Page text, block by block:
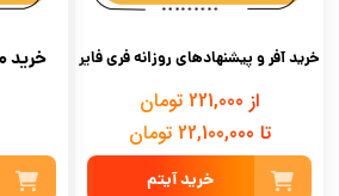
خرید آفر و پیشنهادهای روزانه فری فایر
از 221,000 تومان
تا 22,100,000 تومان
خرید آیتم
خرید 110 جم فری فایر با آیدی